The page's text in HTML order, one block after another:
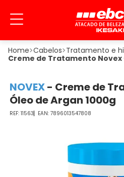
Cabelos Tratamento e
Creme de Tratamento Novex
NOVEX- Creme de
Óleo de Argan 1000g
11563 7896013547808